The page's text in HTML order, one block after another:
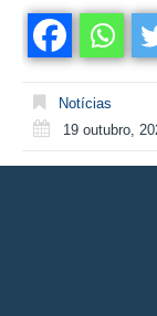
Notícias
19 outubro,